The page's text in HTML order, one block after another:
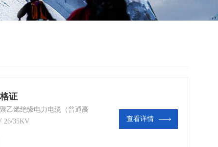
证
乙烯绝缘电力电缆（普通高
26/35KV
查看详情